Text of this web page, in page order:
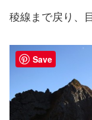
稜線まで戻り、
Save